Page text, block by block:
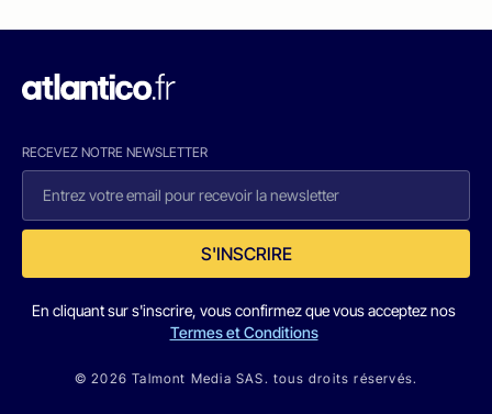
RECEVEZ NOTRE NEWSLETTER
S'INSCRIRE
En cliquant sur s'inscrire, vous confirmez que vous acceptez nos
Termes et Conditions
© 2026 Talmont Media SAS. tous droits réservés.